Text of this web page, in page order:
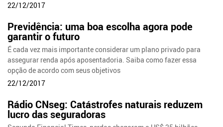
22/12/2017
Previdência: uma boa escolha agora pode
garantir o futuro
É cada vez mais importante considerar um plano privado para
assegurar renda após aposentadoria. Saiba como fazer essa
opção de acordo com seus objetivos
22/12/2017
Rádio CNseg: Catástrofes naturais reduzem
lucro das seguradoras